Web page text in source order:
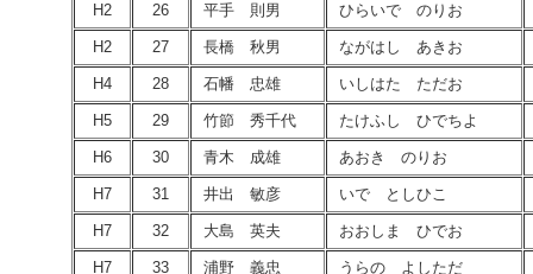
H2 26 平手 則男 ひらいで のりお
H2 27 長橋 秋男 ながはし あきお
H4 28 石幡 忠雄 いしはた ただお
H5 29 竹節 秀千代 たけふし ひでちよ
H6 30 青木 成雄 あおき のりお
H7 31 井出 敏彦 いで としひこ
H7 32 大島 英夫 おおしま ひでお
H7 33 浦野 義忠 うらの よしただ